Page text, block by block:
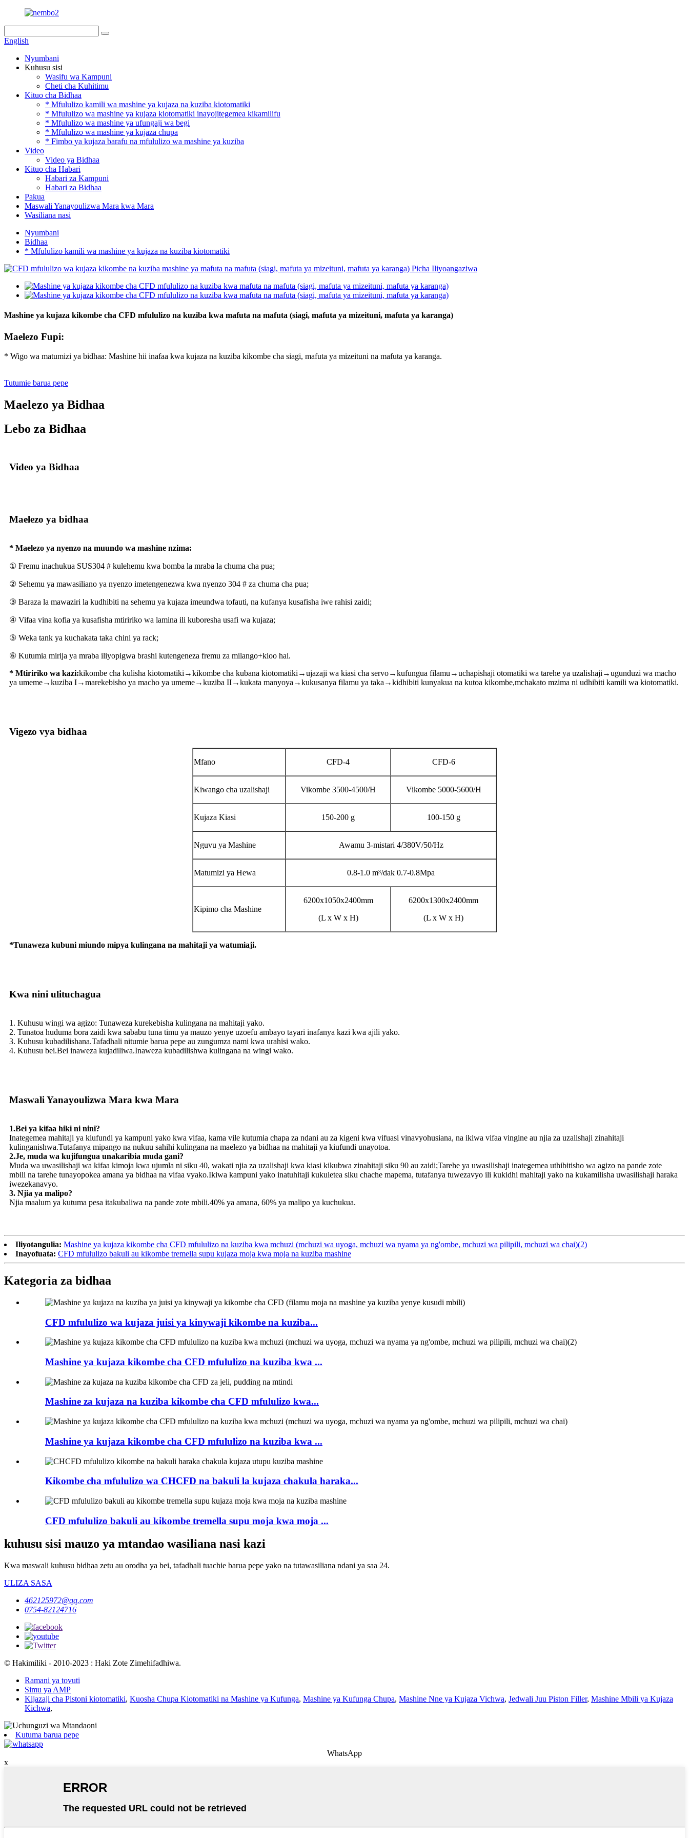
English
Nyumbani
Kuhusu sisi
Wasifu wa Kampuni
Cheti cha Kuhitimu
Kituo cha Bidhaa
* Mfululizo kamili wa mashine ya kujaza na kuziba kiotomatiki
* Mfululizo wa mashine ya kujaza kiotomatiki inayojitegemea kikamilifu
* Mfululizo wa mashine ya ufungaji wa begi
* Mfululizo wa mashine ya kujaza chupa
* Fimbo ya kujaza barafu na mfululizo wa mashine ya kuziba
Video
Video ya Bidhaa
Kituo cha Habari
Habari za Kampuni
Habari za Bidhaa
Pakua
Maswali Yanayoulizwa Mara kwa Mara
Wasiliana nasi
Nyumbani
Bidhaa
* Mfululizo kamili wa mashine ya kujaza na kuziba kiotomatiki
Mashine ya kujaza kikombe cha CFD mfululizo na kuziba kwa mafuta na mafuta (siagi, mafuta ya mizeituni, mafuta ya karanga)
Maelezo Fupi:
* Wigo wa matumizi ya bidhaa: Mashine hii inafaa kwa kujaza na kuziba kikombe cha siagi, mafuta ya mizeituni na mafuta ya karanga.
Tutumie barua pepe
Maelezo ya Bidhaa
Lebo za Bidhaa
Video ya Bidhaa
Maelezo ya bidhaa
* Maelezo ya nyenzo na muundo wa mashine nzima:
① Fremu inachukua SUS304 # kulehemu kwa bomba la mraba la chuma cha pua;
② Sehemu ya mawasiliano ya nyenzo imetengenezwa kwa nyenzo 304 # za chuma cha pua;
③ Baraza la mawaziri la kudhibiti na sehemu ya kujaza imeundwa tofauti, na kufanya kusafisha iwe rahisi zaidi;
④ Vifaa vina kofia ya kusafisha mtiririko wa lamina ili kuboresha usafi wa kujaza;
⑤ Weka tank ya kuchakata taka chini ya rack;
⑥ Kutumia mirija ya mraba iliyopigwa brashi kutengeneza fremu za milango+kioo hai.
* Mtiririko wa kazi:kikombe cha kulisha kiotomatiki→kikombe cha kubana kiotomatiki→ujazaji wa kiasi cha servo→kufungua filamu→uchapishaji otomatiki wa tarehe ya uzalishaji→ugunduzi wa macho
ya umeme→kuziba I→marekebisho ya macho ya umeme→kuziba II→kukata manyoya→kukusanya filamu ya taka→kidhibiti kunyakua na kutoa kikombe,mchakato mzima ni udhibiti kamili wa kiotomatiki.
Vigezo vya bidhaa
Mfano CFD-4 CFD-6
Kiwango cha uzalishaji Vikombe 3500-4500/H Vikombe 5000-5600/H
Kujaza Kiasi 150-200 g 100-150 g
Nguvu ya Mashine Awamu 3-mistari 4/380V/50/Hz
Matumizi ya Hewa 0.8-1.0 m³/dak 0.7-0.8Mpa
Kipimo cha Mashine
6200x1050x2400mm
(L x W x H)
6200x1300x2400mm
(L x W x H)
*Tunaweza kubuni miundo mipya kulingana na mahitaji ya watumiaji.
Kwa nini ulituchagua
1. Kuhusu wingi wa agizo: Tunaweza kurekebisha kulingana na mahitaji yako.
2. Tunatoa huduma bora zaidi kwa sababu tuna timu ya mauzo yenye uzoefu ambayo tayari inafanya kazi kwa ajili yako.
3. Kuhusu kubadilishana.Tafadhali nitumie barua pepe au zungumza nami kwa urahisi wako.
4. Kuhusu bei.Bei inaweza kujadiliwa.Inaweza kubadilishwa kulingana na wingi wako.
Maswali Yanayoulizwa Mara kwa Mara
1.Bei ya kifaa hiki ni nini?
Inategemea mahitaji ya kiufundi ya kampuni yako kwa vifaa, kama vile kutumia chapa za ndani au za kigeni kwa vifuasi vinavyohusiana, na ikiwa vifaa vingine au njia za uzalishaji zinahitaji
kulinganishwa.Tutafanya mipango na nukuu sahihi kulingana na maelezo ya bidhaa na mahitaji ya kiufundi unayotoa.
2.Je, ​​muda wa kujifungua unakaribia muda gani?
Muda wa uwasilishaji wa kifaa kimoja kwa ujumla ni siku 40, wakati njia za uzalishaji kwa kiasi kikubwa zinahitaji siku 90 au zaidi;Tarehe ya uwasilishaji inategemea uthibitisho wa agizo na pande zote
mbili na tarehe tunayopokea amana ya bidhaa na vifaa vyako.Ikiwa kampuni yako inatuhitaji kukuletea siku chache mapema, tutafanya tuwezavyo ili kukidhi mahitaji yako na kukamilisha uwasilishaji haraka
iwezekanavyo.
3. Njia ya malipo?
Njia maalum ya kutuma pesa itakubaliwa na pande zote mbili.40% ya amana, 60% ya malipo ya kuchukua.
Iliyotangulia: Mashine ya kujaza kikombe cha CFD mfululizo na kuziba kwa mchuzi (mchuzi wa uyoga, mchuzi wa nyama ya ng'ombe, mchuzi wa pilipili, mchuzi wa chai)(2)
Inayofuata: CFD mfululizo bakuli au kikombe tremella supu kujaza moja kwa moja na kuziba mashine
Kategoria za bidhaa
CFD mfululizo wa kujaza juisi ya kinywaji kikombe na kuziba...
Mashine ya kujaza kikombe cha CFD mfululizo na kuziba kwa ...
Mashine za kujaza na kuziba kikombe cha CFD mfululizo kwa...
Mashine ya kujaza kikombe cha CFD mfululizo na kuziba kwa ...
Kikombe cha mfululizo wa CHCFD na bakuli la kujaza chakula haraka...
CFD mfululizo bakuli au kikombe tremella supu moja kwa moja ...
kuhusu sisi mauzo ya mtandao wasiliana nasi kazi
Kwa maswali kuhusu bidhaa zetu au orodha ya bei, tafadhali tuachie barua pepe yako na tutawasiliana ndani ya saa 24.
ULIZA SASA
462125972@qq.com
0754-82124716
© Hakimiliki - 2010-2023 : Haki Zote Zimehifadhiwa.
Ramani ya tovuti
Simu ya AMP
Kijazaji cha Pistoni kiotomatiki, Kuosha Chupa Kiotomatiki na Mashine ya Kufunga, Mashine ya Kufunga Chupa, Mashine Nne ya Kujaza Vichwa, Jedwali Juu Piston Filler, Mashine Mbili ya Kujaza
Kichwa,
Kutuma barua pepe
WhatsApp
x